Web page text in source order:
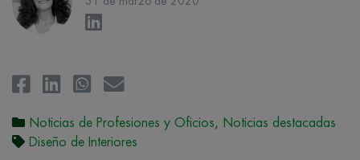
Noticias de Profesiones y Oficios, Noticias destacadas
Diseño de Interiores